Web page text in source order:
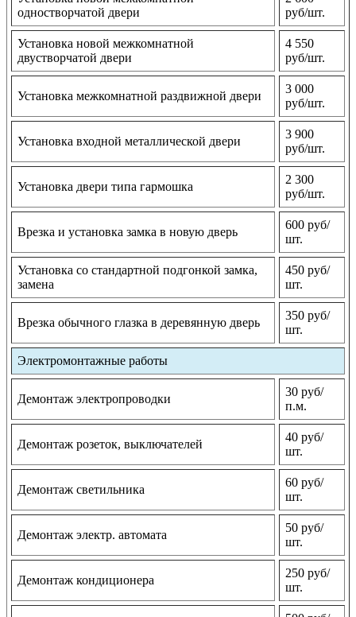
одностворчатой двери
руб/шт.
Установка новой межкомнатной
двустворчатой двери
4 550
руб/шт.
Установка межкомнатной раздвижной двери
3 000
руб/шт.
Установка входной металлической двери
3 900
руб/шт.
Установка двери типа гармошка
2 300
руб/шт.
Врезка и установка замка в новую дверь
600 руб/
шт.
Установка со стандартной подгонкой замка,
замена
450 руб/
шт.
Врезка обычного глазка в деревянную дверь
350 руб/
шт.
Электромонтажные работы
Демонтаж электропроводки
30 руб/
п.м.
Демонтаж розеток, выключателей
40 руб/
шт.
Демонтаж светильника
60 руб/
шт.
Демонтаж электр. автомата
50 руб/
шт.
Демонтаж кондиционера
250 руб/
шт.